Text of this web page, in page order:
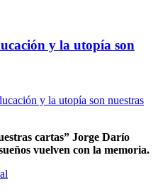
y la utopía son
cartas” Jorge Darío
vuelven con la memoria.